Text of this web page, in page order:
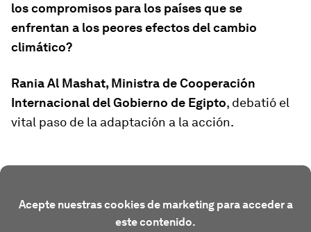
los compromisos para los países que se
enfrentan a los peores efectos del cambio
climático?
Rania Al Mashat, Ministra de Cooperación
Internacional del Gobierno de Egipto, debatió el
vital paso de la adaptación a la acción.
Acepte nuestras cookies de marketing para acceder a
este contenido.